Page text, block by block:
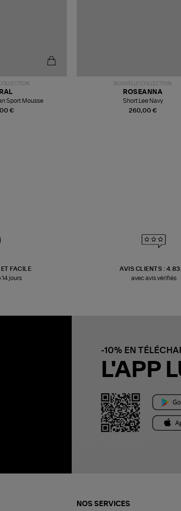
€
Sport Mousse
NOUVELLE COLLECTION
260,00 €
ROSEANNA
Short Lee Navy
FACILE
14 jours
AVIS CLIENTS :
avec avis vérifiés
-10% EN
L'APP
NOS SERVICES